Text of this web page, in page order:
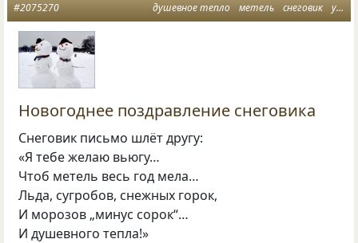
душевное тепло метель снеговик улыбка
#2075270
Новогоднее поздравление снеговика
Снеговик письмо шлёт другу:
«Я тебе желаю вьюгу…
Чтоб метель весь год мела…
Льда, сугробов, снежных горок,
И морозов „минус сорок“…
И душевного тепла!»